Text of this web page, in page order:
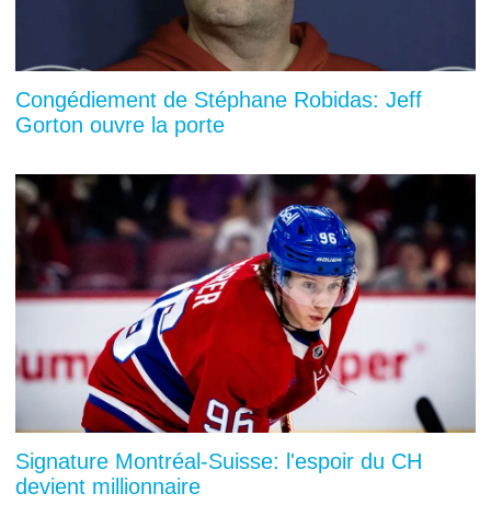
Congédiement de Stéphane Robidas: Jeff
Gorton ouvre la porte
Signature Montréal-Suisse: l'espoir du CH
devient millionnaire